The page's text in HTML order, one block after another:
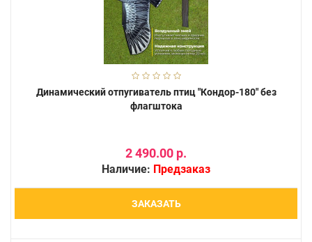
Динамический отпугиватель птиц "Кондор-180" без
флагштока
2 490.00 р.
Наличие: Предзаказ
ЗАКАЗАТЬ